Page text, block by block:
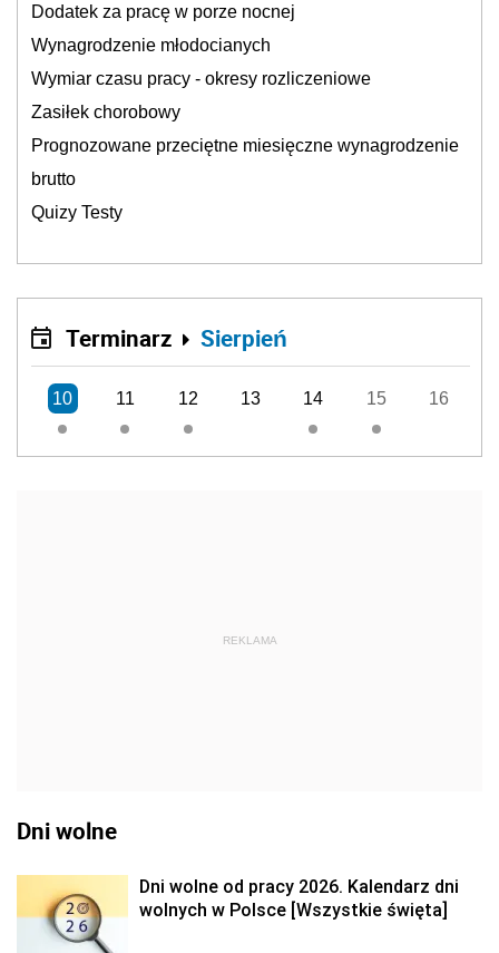
Dodatek za pracę w porze nocnej
Wynagrodzenie młodocianych
Wymiar czasu pracy - okresy rozliczeniowe
Zasiłek chorobowy
Prognozowane przeciętne miesięczne wynagrodzenie
brutto
Quizy Testy
Terminarz Sierpień
10 11 12 13 14 15 16
REKLAMA
Dni wolne
Dni wolne od pracy 2026. Kalendarz dni
wolnych w Polsce [Wszystkie święta]